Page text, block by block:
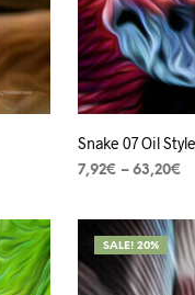
Snake 07 Oil
7,92€ –63,20€
SALE! 20%